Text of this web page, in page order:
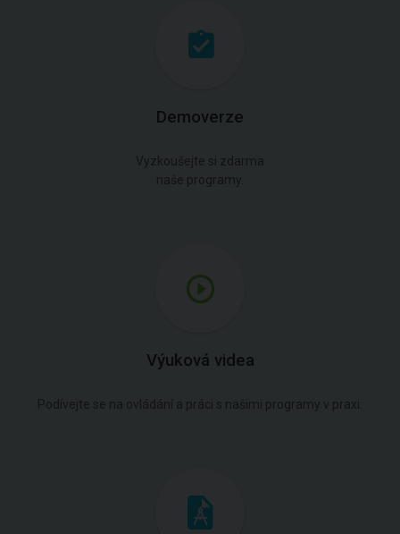
Demoverze
Vyzkoušejte si zdarma
naše programy.
Výuková videa
Podívejte se na ovládání a práci s našimi programy v praxi.